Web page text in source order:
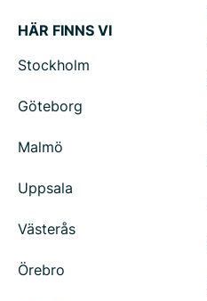
HÄR FINNS VI
Stockholm
Göteborg
Malmö
Uppsala
Västerås
Örebro